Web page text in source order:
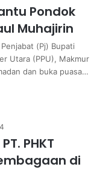
Pondok
Muhajirin
(Pj) Bupati
Utara (PPU), Makmur
dan buka puasa…
PHKT
di